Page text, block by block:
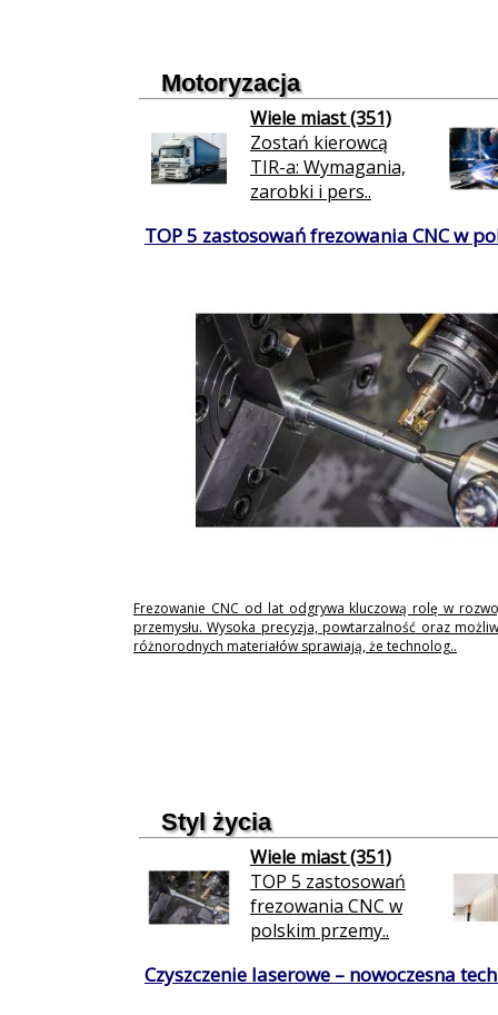
Motoryzacja
Wiele miast (351)
Zostań kierowcą
TIR-a: Wymagania,
zarobki i pers..
TOP 5 zastosowań frezowania CNC w
Frezowanie CNC od lat odgrywa kluczową rolę w
przemysłu. Wysoka precyzja, powtarzalność oraz
różnorodnych materiałów sprawiają, że technolog..
Styl życia
Wiele miast (351)
TOP 5 zastosowań
frezowania CNC w
polskim przemy..
Czyszczenie laserowe – nowoczesna